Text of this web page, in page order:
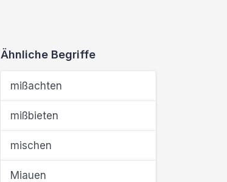
Ähnliche Begriffe
mißachten
mißbieten
mischen
Miauen